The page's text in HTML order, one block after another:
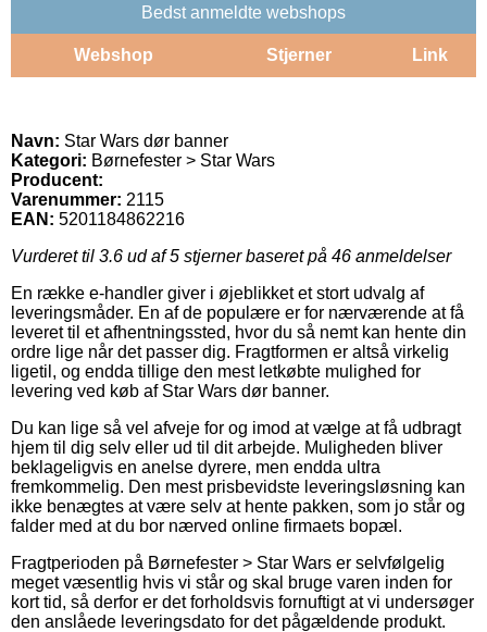
Bedst anmeldte webshops
Webshop Stjerner Link
Navn: Star Wars dør banner
Kategori: Børnefester > Star Wars
Producent:
Varenummer: 2115
EAN: 5201184862216
Vurderet til 3.6 ud af 5 stjerner baseret på 46 anmeldelser
En række e-handler giver i øjeblikket et stort udvalg af
leveringsmåder. En af de populære er for nærværende at få
leveret til et afhentningssted, hvor du så nemt kan hente din
ordre lige når det passer dig. Fragtformen er altså virkelig
ligetil, og endda tillige den mest letkøbte mulighed for
levering ved køb af Star Wars dør banner.
Du kan lige så vel afveje for og imod at vælge at få udbragt
hjem til dig selv eller ud til dit arbejde. Muligheden bliver
beklageligvis en anelse dyrere, men endda ultra
fremkommelig. Den mest prisbevidste leveringsløsning kan
ikke benægtes at være selv at hente pakken, som jo står og
falder med at du bor nærved online firmaets bopæl.
Fragtperioden på Børnefester > Star Wars er selvfølgelig
meget væsentlig hvis vi står og skal bruge varen inden for
kort tid, så derfor er det forholdsvis fornuftigt at vi undersøger
den anslåede leveringsdato for det pågældende produkt.